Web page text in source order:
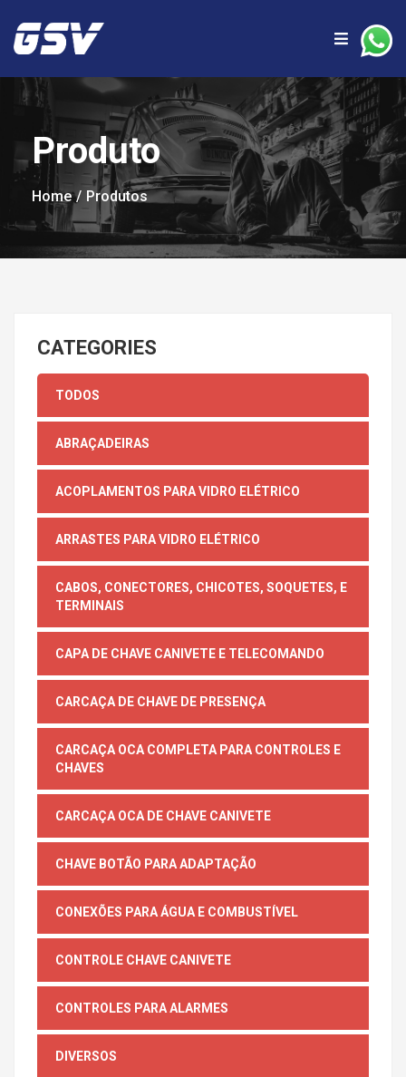
Produto
Home Produtos
CATEGORIES
TODOS
ABRAÇADEIRAS
ACOPLAMENTOS PARA VIDRO ELÉTRICO
ARRASTES PARA VIDRO ELÉTRICO
CABOS, CONECTORES, CHICOTES, SOQUETES, E
TERMINAIS
CAPA DE CHAVE CANIVETE E TELECOMANDO
CARCAÇA DE CHAVE DE PRESENÇA
CARCAÇA OCA COMPLETA PARA CONTROLES E
CHAVES
CARCAÇA OCA DE CHAVE CANIVETE
CHAVE BOTÃO PARA ADAPTAÇÃO
CONEXÕES PARA ÁGUA E COMBUSTÍVEL
CONTROLE CHAVE CANIVETE
CONTROLES PARA ALARMES
DIVERSOS